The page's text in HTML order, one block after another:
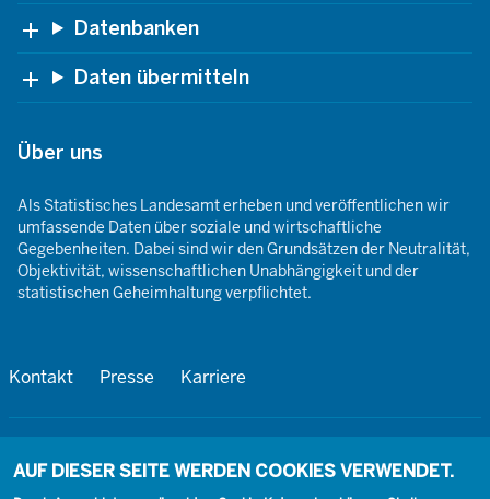
Datenbanken
Daten übermitteln
Über uns
Als Statistisches Landesamt erheben und veröffentlichen wir
umfassende Daten über soziale und wirtschaftliche
Gegebenheiten. Dabei sind wir den Grundsätzen der Neutralität,
Objektivität, wissenschaftlichen Unabhängigkeit und der
statistischen Geheimhaltung verpflichtet.
Footer
Kontakt Presse Karriere
AUF DIESER SEITE WERDEN COOKIES VERWENDET.